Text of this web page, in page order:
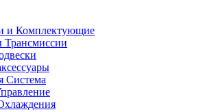
и Комплектующие
Трансмиссии
Система